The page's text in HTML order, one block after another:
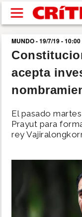
Pasar al contenido
buscar
SUCESOS
POLÍTICA
MUNDO
MUNDO - 19/7/19 -
acepta
El pasado
Prayut para
rey